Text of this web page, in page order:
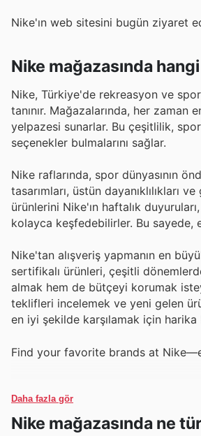
Nike'ın web sitesini bugün ziyaret
Nike mağazasında
Nike, Türkiye'de rekreasyon ve
tanınır. Mağazalarında, her
yelpazesi sunarlar. Bu çeşitlilik,
seçenekler bulmalarını sağlar.
Nike raflarında, spor dünyasının
tasarımları, üstün dayanıklılıkları
ürünlerini Nike'ın haftalık
kolayca keşfedebilirler. Bu sayede,
Nike'tan alışveriş yapmanın en
sertifikalı ürünleri, çeşitli
almak hem de bütçeyi korumak
teklifleri incelemek ve yeni gelen
en iyi şekilde karşılamak için
Find your favorite brands at
Daha fazla gör
Nike mağazasında ne